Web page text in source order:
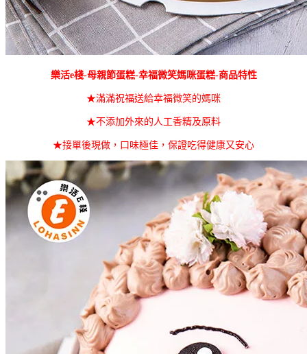
樂活e棧-母親節蛋糕-幸福微笑媽咪蛋糕-商品特性
★滿滿祝福送給幸福微笑的媽咪
★不添加外來的人工香精及原料
★接單後現做，口味極佳，保證吃得健康又安心